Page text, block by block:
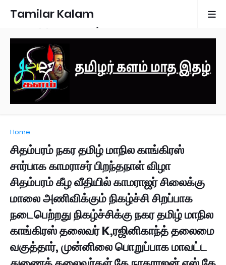
Tamilar Kalam
Monthly Magazine
Home
சிதம்பரம் நகர தமிழ் மாநில காங்கிரஸ்
சார்பாக காமராசர் பிறந்தநாள் விழா
சிதம்பரம் கீழ வீதியில் காமராஜர் சிலைக்கு
மாலை அணிவிக்கும் நிகழ்ச்சி சிறப்பாக
நடைபெற்றது நிகழ்ச்சிக்கு நகர தமிழ் மாநில
காங்கிரஸ் தலைவர் K,ரஜினிகாந்த் தலைமை
வகுத்தார், முன்னிலை பொறுப்பாக மாவட்ட